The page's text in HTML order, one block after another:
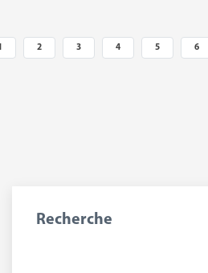
2 3 4 5 6
Recherche